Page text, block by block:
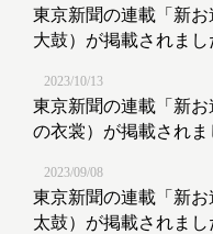
東京新聞の連載「新
大鼓）が掲載されまし
2023/10/13
東京新聞の連載「新
の衣裳）が掲載されま
2023/09/08
東京新聞の連載「新
太鼓）が掲載されまし